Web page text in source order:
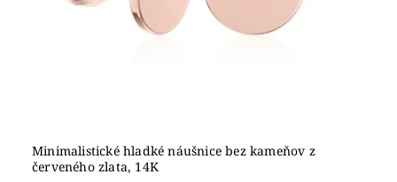
Minimalistické hladké náušnice bez kameňov z
červeného zlata, 14K